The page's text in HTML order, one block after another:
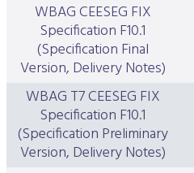
WBAG CEESEG FIX
Specification F10.1
(Specification Final
Version, Delivery Notes)
WBAG T7 CEESEG FIX
Specification F10.1
(Specification Preliminary
Version, Delivery Notes)